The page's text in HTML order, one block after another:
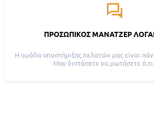
ΠΡΟΣΩΠΙΚΌΣ ΜΆΝΑΤΖΕΡ
Η ομάδα υποστήριξης πελατών μας είναι
Μην διστάσετε να ρωτήσετε ό,τι